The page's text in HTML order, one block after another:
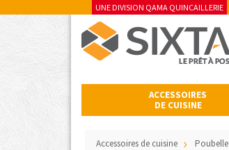
UNE DIVISION QAMA QUINCAILLERIE
ACCESSOIRES
DE CUISINE
Accessoires de cuisine Poubelle